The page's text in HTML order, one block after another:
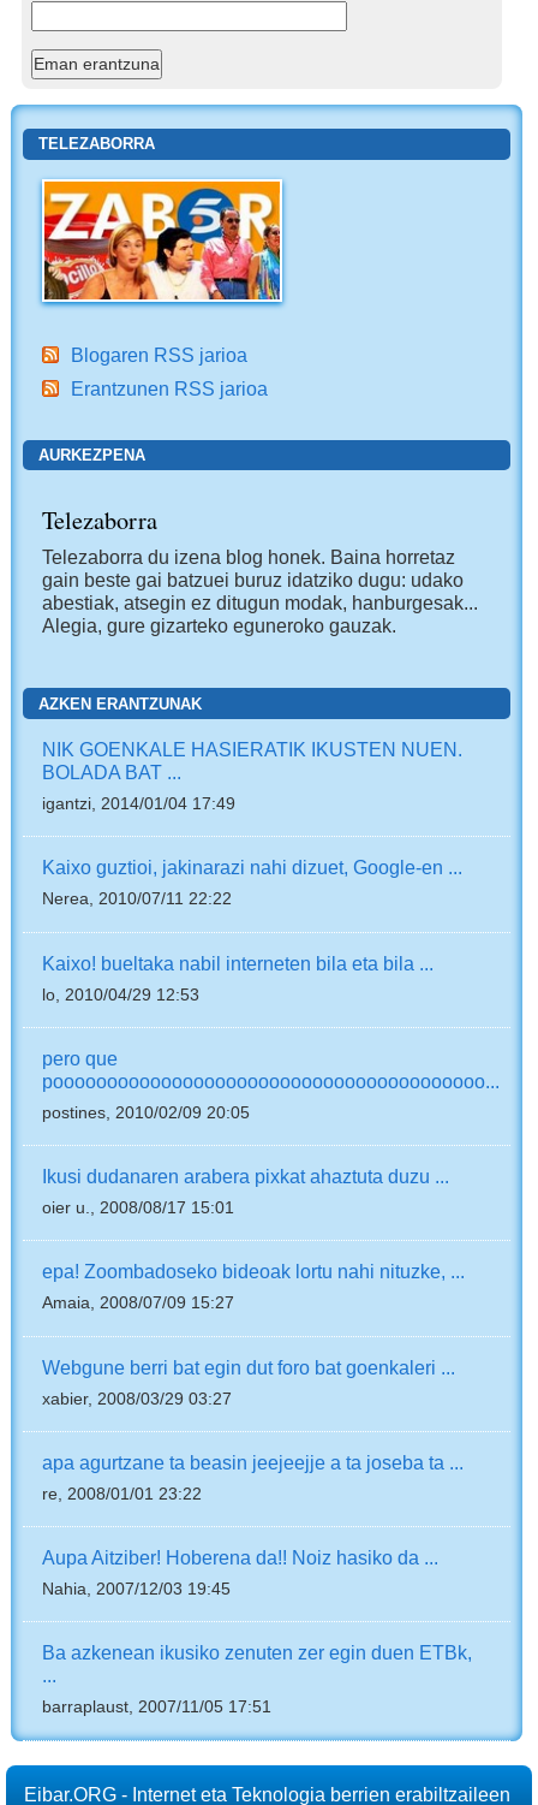
TELEZABORRA
Blogaren RSS jarioa
Erantzunen RSS jarioa
AURKEZPENA
Telezaborra
Telezaborra du izena blog honek. Baina horretaz
gain beste gai batzuei buruz idatziko dugu: udako
abestiak, atsegin ez ditugun modak, hanburgesak...
Alegia, gure gizarteko eguneroko gauzak.
AZKEN ERANTZUNAK
NIK GOENKALE HASIERATIK IKUSTEN NUEN.
BOLADA BAT ...
igantzi, 2014/01/04 17:49
Kaixo guztioi, jakinarazi nahi dizuet, Google-en ...
Nerea, 2010/07/11 22:22
Kaixo! bueltaka nabil interneten bila eta bila ...
lo, 2010/04/29 12:53
pero que
poooooooooooooooooooooooooooooooooooooooo...
postines, 2010/02/09 20:05
Ikusi dudanaren arabera pixkat ahaztuta duzu ...
oier u., 2008/08/17 15:01
epa! Zoombadoseko bideoak lortu nahi nituzke, ...
Amaia, 2008/07/09 15:27
Webgune berri bat egin dut foro bat goenkaleri ...
xabier, 2008/03/29 03:27
apa agurtzane ta beasin jeejeejje a ta joseba ta ...
re, 2008/01/01 23:22
Aupa Aitziber! Hoberena da!! Noiz hasiko da ...
Nahia, 2007/12/03 19:45
Ba azkenean ikusiko zenuten zer egin duen ETBk,
...
barraplaust, 2007/11/05 17:51
Eibar.ORG - Internet eta Teknologia berrien erabiltzaileen